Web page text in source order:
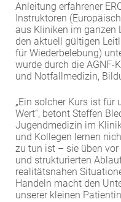
Anleitung erfahrener
Instruktoren
aus Kliniken im ganzen
den aktuell gültigen
für Wiederbelebung)
wurde durch die
und Notfallmedizin,
„Ein solcher Kurs ist für
Wert“, betont Steffen
Jugendmedizin im
und Kollegen lernen
zu tun ist – sie üben
und strukturierten
realitätsnahen
Handeln macht den
unserer kleinen